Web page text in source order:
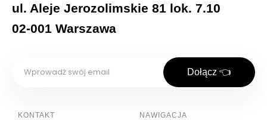
ul. Aleje Jerozolimskie 81 lok. 7.10
02-001 Warszawa
Dołącz 👈
KONTAKT NAWIGACJA